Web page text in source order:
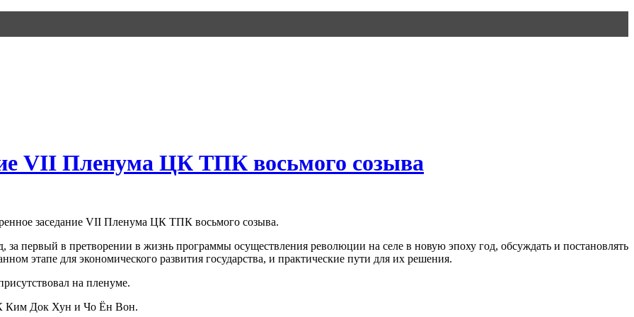
VII Пленума ЦК ТПК восьмого созыва
заседание VII Пленума ЦК ТПК восьмого созыва.
за первый в претворении в жизнь программы осуществления революции на селе в новую эпоху год, обсуждать и постановлять
этапе для экономического развития государства, и практические пути для их решения.
на пленуме.
Ким Док Хун и Чо Ён Вон.